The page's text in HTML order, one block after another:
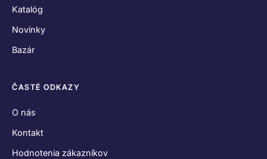
Katalóg
Novinky
Bazár
ČASTÉ ODKAZY
O nás
Kontakt
Hodnotenia zákazníkov